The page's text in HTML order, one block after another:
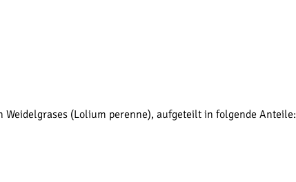
(Lolium perenne), aufgeteilt in folgende Anteile: